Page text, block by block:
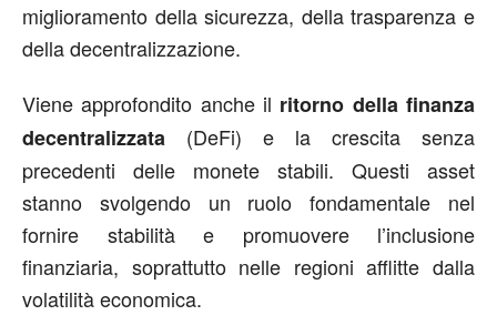
miglioramento della sicurezza, della trasparenza e
della decentralizzazione.
Viene approfondito anche il ritorno della finanza
decentralizzata (DeFi) e la crescita senza
precedenti delle monete stabili. Questi asset
stanno svolgendo un ruolo fondamentale nel
fornire stabilità e promuovere l’inclusione
finanziaria, soprattutto nelle regioni afflitte dalla
volatilità economica.